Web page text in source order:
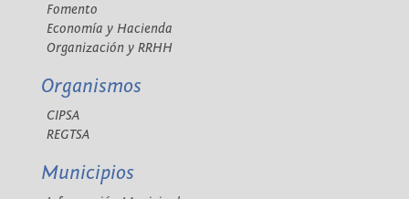
Fomento
Economía y Hacienda
Organización y RRHH
Organismos
CIPSA
REGTSA
Municipios